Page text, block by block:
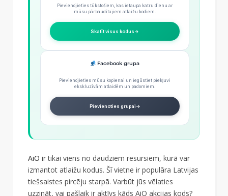
Pievienojieties tūkstošiem, kas ietaupa katru dienu ar
mūsu pārbaudītajiem atlaižu kodiem.
Skatīt visus kodus→
Facebook grupa
Pievienojieties mūsu kopienai un iegūstiet piekļuvi
ekskluzīvām atlaidēm un padomiem.
Pievienoties grupai→
AiO ir tikai viens no daudziem resursiem, kurā var
izmantot atlaižu kodus. Šī vietne ir populāra Latvijas
tiešsaistes pircēju starpā. Varbūt jūs vēlaties
uzzināt, vai pašlaik ir aktīvs kāds AiO akcijas kods?